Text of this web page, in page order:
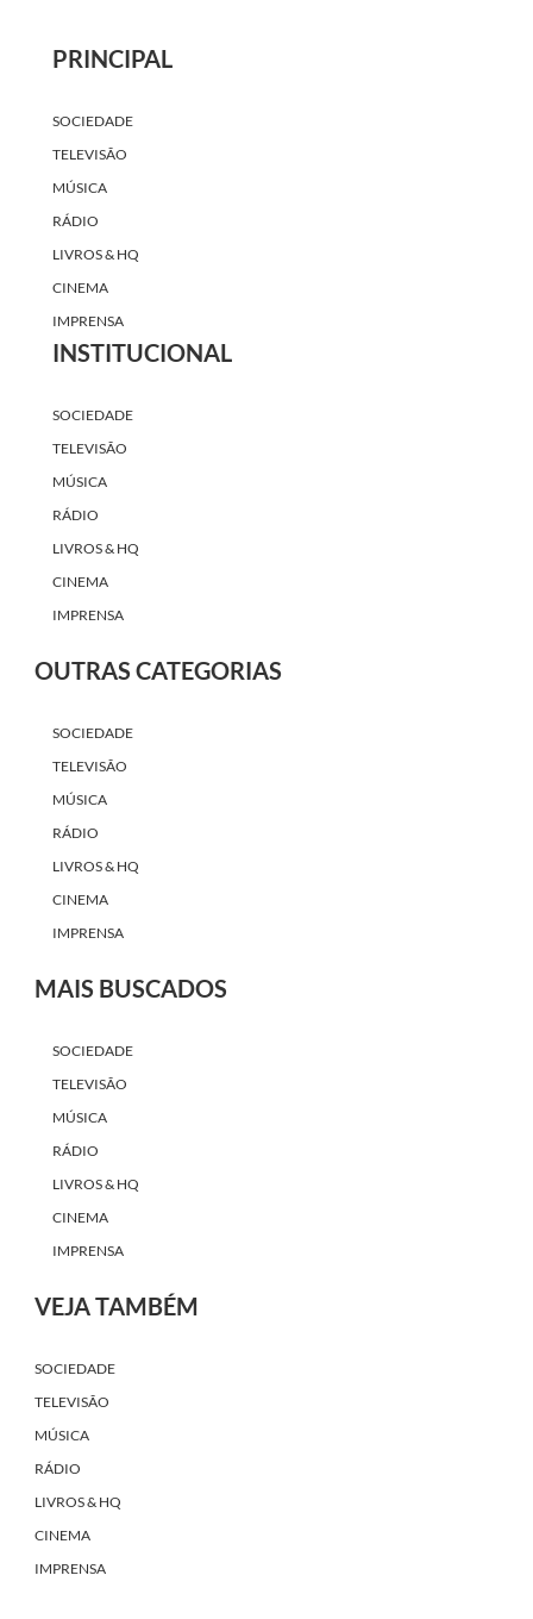
PRINCIPAL
SOCIEDADE
TELEVISÃO
MÚSICA
RÁDIO
LIVROS & HQ
CINEMA
IMPRENSA
INSTITUCIONAL
SOCIEDADE
TELEVISÃO
MÚSICA
RÁDIO
LIVROS & HQ
CINEMA
IMPRENSA
OUTRAS CATEGORIAS
SOCIEDADE
TELEVISÃO
MÚSICA
RÁDIO
LIVROS & HQ
CINEMA
IMPRENSA
MAIS BUSCADOS
SOCIEDADE
TELEVISÃO
MÚSICA
RÁDIO
LIVROS & HQ
CINEMA
IMPRENSA
VEJA TAMBÉM
SOCIEDADE
TELEVISÃO
MÚSICA
RÁDIO
LIVROS & HQ
CINEMA
IMPRENSA